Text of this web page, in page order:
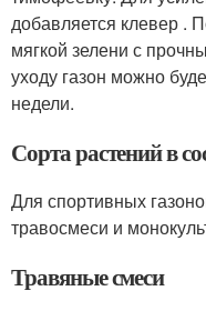
добавляется клевер .
мягкой зелени с
уходу газон можно
недели.
Сорта растений в
Для спортивных
травосмеси и
Травяные смеси